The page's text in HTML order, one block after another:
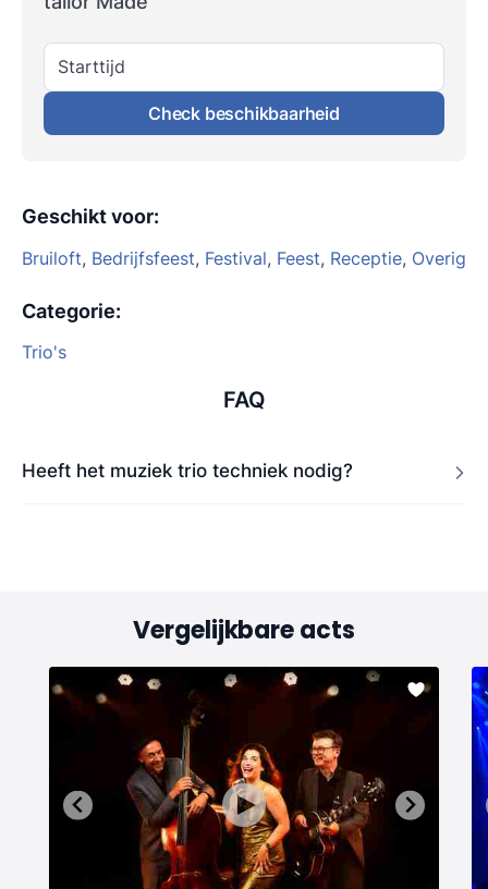
Starttijd
Check beschikbaarheid
Geschikt voor:
Bruiloft, Bedrijfsfeest, Festival, Feest, Receptie, Overig
Categorie:
Trio's
FAQ
Heeft het muziek trio techniek nodig?
Vergelijkbare acts